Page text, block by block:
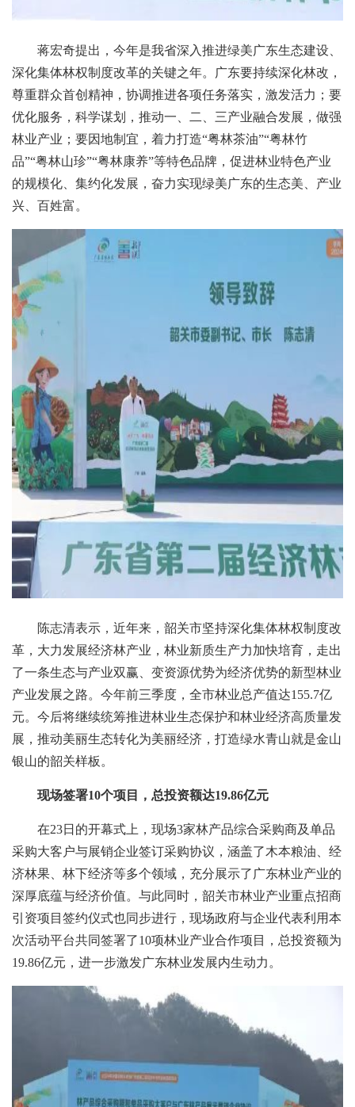
蒋宏奇提出，今年是我省深入推进绿美广东生态建设、
深化集体林权制度改革的关键之年。广东要持续深化林改，
尊重群众首创精神，协调推进各项任务落实，激发活力；要
优化服务，科学谋划，推动一、二、三产业融合发展，做强
林业产业；要因地制宜，着力打造“粤林茶油”“粤林竹
品”“粤林山珍”“粤林康养”等特色品牌，促进林业特色产业
的规模化、集约化发展，奋力实现绿美广东的生态美、产业
兴、百姓富。
陈志清表示，近年来，韶关市坚持深化集体林权制度改
革，大力发展经济林产业，林业新质生产力加快培育，走出
了一条生态与产业双赢、变资源优势为经济优势的新型林业
产业发展之路。今年前三季度，全市林业总产值达155.7亿
元。今后将继续统筹推进林业生态保护和林业经济高质量发
展，推动美丽生态转化为美丽经济，打造绿水青山就是金山
银山的韶关样板。
现场签署10个项目，总投资额达19.86亿元
在23日的开幕式上，现场3家林产品综合采购商及单品
采购大客户与展销企业签订采购协议，涵盖了木本粮油、经
济林果、林下经济等多个领域，充分展示了广东林业产业的
深厚底蕴与经济价值。与此同时，韶关市林业产业重点招商
引资项目签约仪式也同步进行，现场政府与企业代表利用本
次活动平台共同签署了10项林业产业合作项目，总投资额为
19.86亿元，进一步激发广东林业发展内生动力。